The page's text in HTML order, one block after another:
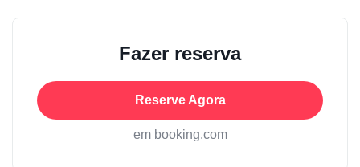
Fazer reserva
Reserve Agora
em booking.com